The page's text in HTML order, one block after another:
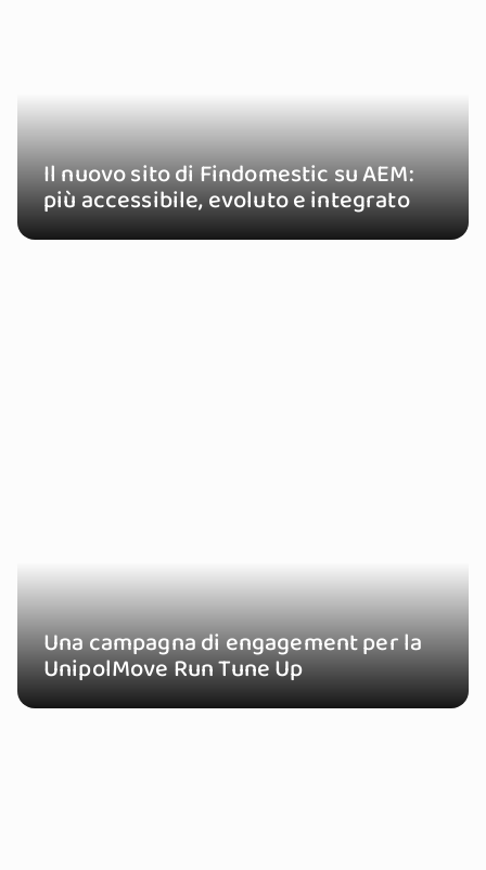
Il nuovo sito di Findomestic su AEM:
più accessibile, evoluto e integrato
Una campagna di engagement per la
UnipolMove Run Tune Up